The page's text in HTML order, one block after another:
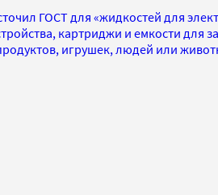
ГОСТ для «жидкостей для
картриджи и емкости для
игрушек, людей или